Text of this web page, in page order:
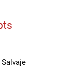
Salvaje